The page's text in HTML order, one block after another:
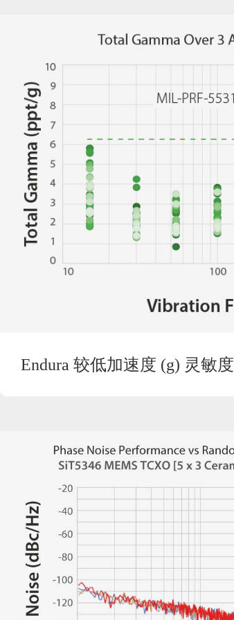
Endura 较低加速度 (g) 灵敏度